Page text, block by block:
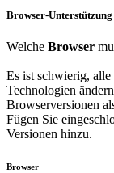
Browser-Unterstützung
Welche Browser
Es ist schwierig,
Technologien
Browserversionen
Fügen Sie
Versionen hinzu.
Browser